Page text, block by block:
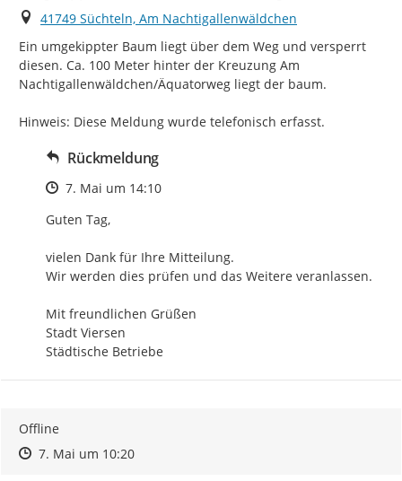
Ort
41749 Süchteln, Am Nachtigallenwäldchen
Ein umgekippter Baum liegt über dem Weg und versperrt
diesen. Ca. 100 Meter hinter der Kreuzung Am
Nachtigallenwäldchen/Äquatorweg liegt der baum.
Hinweis: Diese Meldung wurde telefonisch erfasst.
Rückmeldung
Zeitpunkt des Erstellens
7. Mai um 14:10
Guten Tag,
vielen Dank für Ihre Mitteilung.
Wir werden dies prüfen und das Weitere veranlassen.
Mit freundlichen Grüßen
Stadt Viersen
Städtische Betriebe
Offline
Zeitpunkt des Erstellens
Zeitpunkt des Erstellens
7. Mai um 10:20Zur Äußerung